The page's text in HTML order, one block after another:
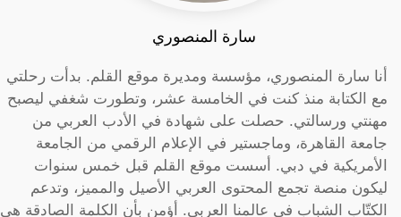
سارة المنصوري
أنا سارة المنصوري، مؤسسة ومديرة موقع القلم. بدأت رحلتي
مع الكتابة منذ كنت في الخامسة عشر، وتطورت شغفي ليصبح
مهنتي ورسالتي. حصلت على شهادة في الأدب العربي من
جامعة القاهرة، وماجستير في الإعلام الرقمي من الجامعة
الأمريكية في دبي. أسست موقع القلم قبل خمس سنوات
ليكون منصة تجمع المحتوى العربي الأصيل والمميز، وتدعم
الكتّاب الشباب في عالمنا العربي. أؤمن بأن الكلمة الصادقة هي